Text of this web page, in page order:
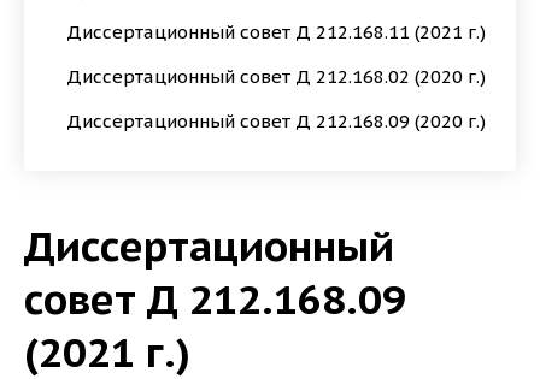
Диссертационный совет Д 212.168.11 (2021 г.)
Диссертационный совет Д 212.168.02 (2020 г.)
Диссертационный совет Д 212.168.09 (2020 г.)
Диссертационный
совет Д 212.168.09
(2021 г.)